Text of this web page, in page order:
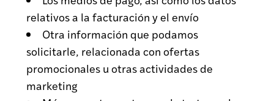
relativos a la facturación y el envío
Otra información que podamos
solicitarle, relacionada con ofertas
promocionales u otras actividades de
marketing